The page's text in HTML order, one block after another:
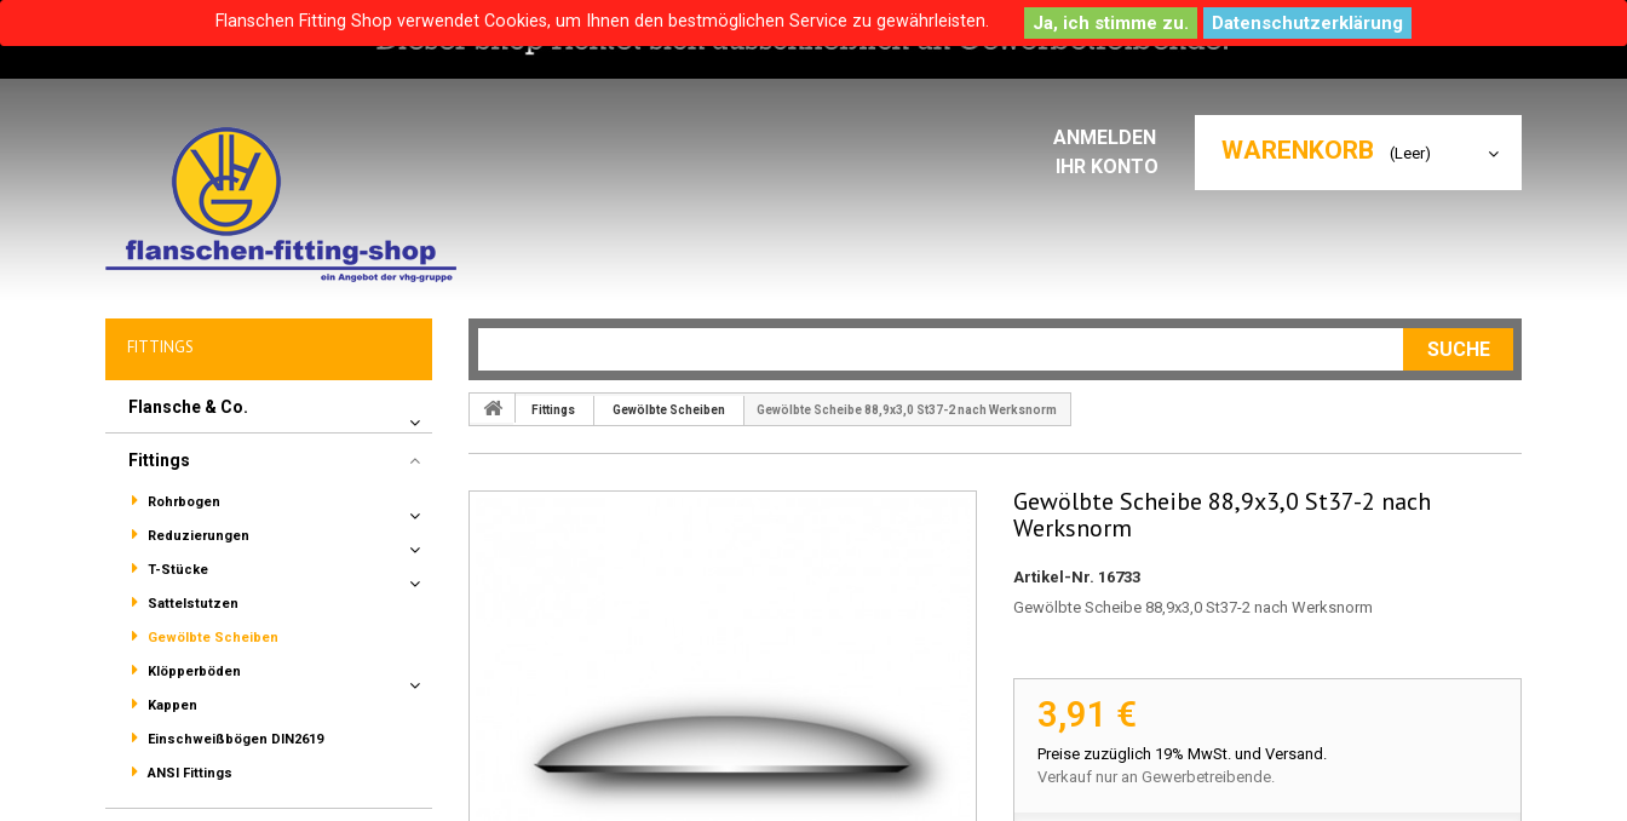
WARENKORB (Leer)
ANMELDEN
IHR KONTO
SUCHE
Flanschen Fitting Shop verwendet Cookies, um Ihnen den bestmöglichen Service zu gewährleisten. Datenschutzerklärung
FITTINGS
Flansche & Co.
Fittings
Rohrbogen
Reduzierungen
T-Stücke
Sattelstutzen
Gewölbte Scheiben
Klöpperböden
Kappen
Einschweißbögen DIN2619
ANSI Fittings
Fittings Gewölbte Scheiben Gewölbte Scheibe 88,9x3,0 St37-2 nach Werksnorm
Gewölbte Scheibe 88,9x3,0 St37-2 nach
Werksnorm
Artikel-Nr. 16733
Gewölbte Scheibe 88,9x3,0 St37-2 nach Werksnorm
3,91 €
Preise zuzüglich 19% MwSt. und Versand.
Verkauf nur an Gewerbetreibende.